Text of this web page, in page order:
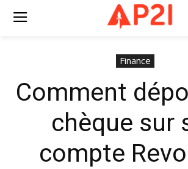
Finance
Comment
chèque sur
compte